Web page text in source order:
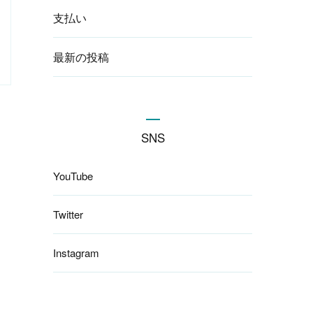
支払い
最新の投稿
SNS
YouTube
Twitter
Instagram